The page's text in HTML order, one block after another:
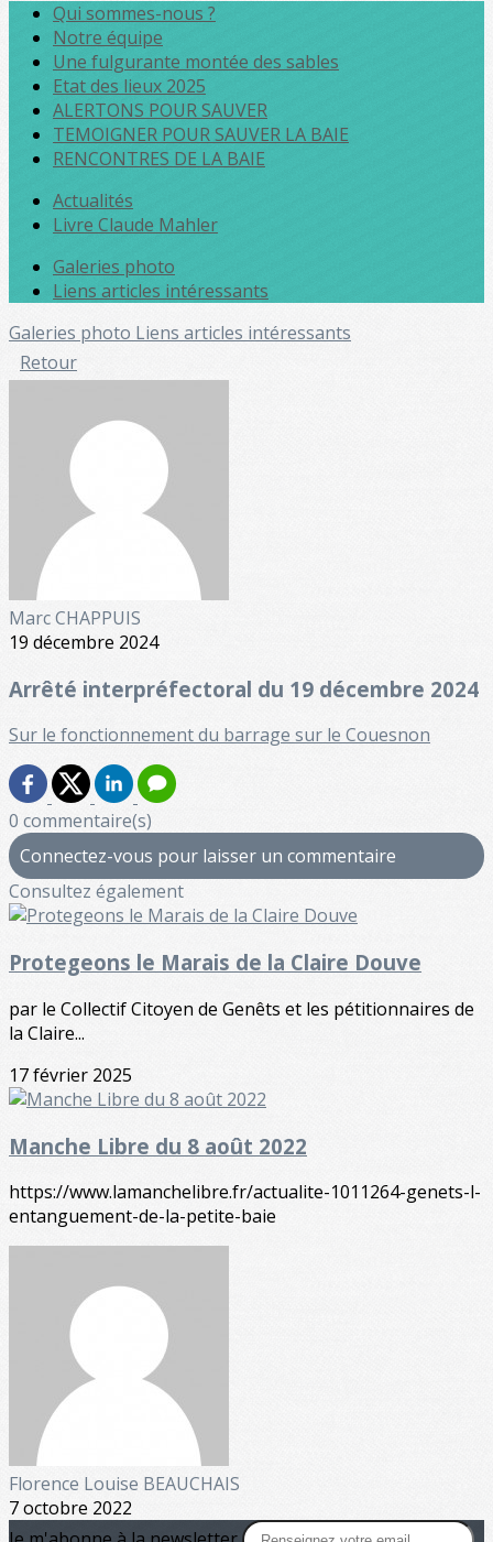
Qui sommes-nous ?
Notre équipe
Une fulgurante montée des sables
Etat des lieux 2025
ALERTONS POUR SAUVER
TEMOIGNER POUR SAUVER LA BAIE
RENCONTRES DE LA BAIE
Actualités
Livre Claude Mahler
Galeries photo
Liens articles intéressants
Galeries photo Liens articles intéressants
Retour
Marc CHAPPUIS
19 décembre 2024
Arrêté interpréfectoral du 19 décembre 2024
Sur le fonctionnement du barrage sur le Couesnon
0 commentaire(s)
Connectez-vous pour laisser un commentaire
Consultez également
Protegeons le Marais de la Claire Douve
par le Collectif Citoyen de Genêts et les pétitionnaires de
la Claire...
17 février 2025
Manche Libre du 8 août 2022
https://www.lamanchelibre.fr/actualite-1011264-genets-l-
entanguement-de-la-petite-baie
Florence Louise BEAUCHAIS
7 octobre 2022